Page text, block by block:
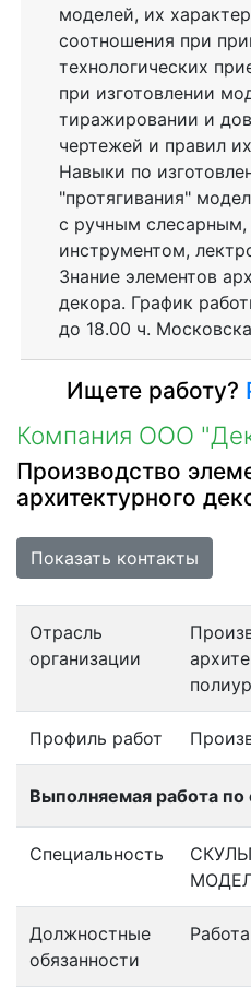
моделей, их
соотношения при
технологических
при изготовлении
тиражировании и
чертежей и правил
Навыки по
"протягивания"
с ручным
инструментом,
Знание элементов
декора. График
до 18.00 ч.
Ищете работу?
Компания ООО
Производство
архитектурного
Показать контакты
Отрасль
организации
Профиль работ
Выполняемая работа по
Специальность
Должностные
обязанности